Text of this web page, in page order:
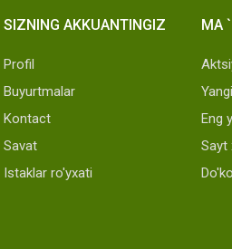
SIZNING AKKUANTINGIZ
Profil
Buyurtmalar
Kontact
Savat
Istaklar ro'yxati
MA
Eng
Sayt